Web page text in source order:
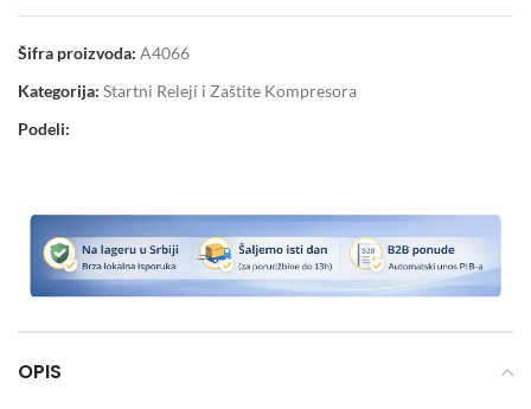
Šifra proizvoda: A4066
Kategorija: Startni Releji i Zaštite Kompresora
Podeli:
OPIS